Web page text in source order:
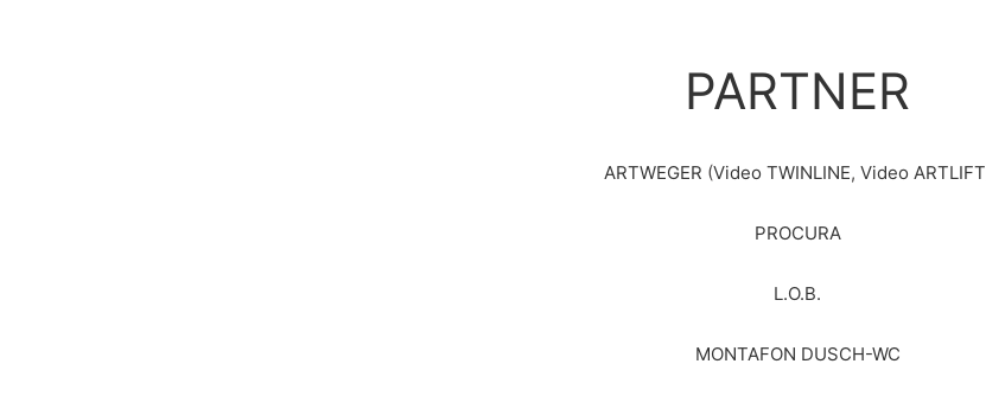
PARTNER
ARTWEGER (Video TWINLINE, Video ARTLIFT
PROCURA
L.O.B.
MONTAFON DUSCH-WC